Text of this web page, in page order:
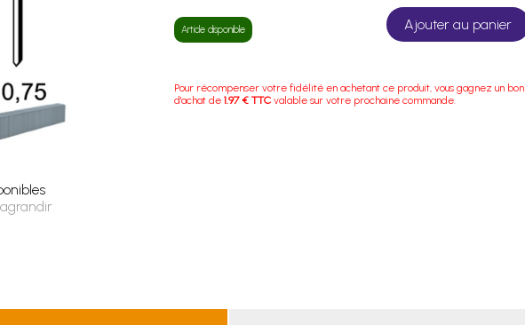
Article disponible Ajouter au panier
Pour récompenser votre fidélité en achetant ce produit, vous gagnez un bon
d'achat de1.97 € TTC valable sur votre prochaine commande.